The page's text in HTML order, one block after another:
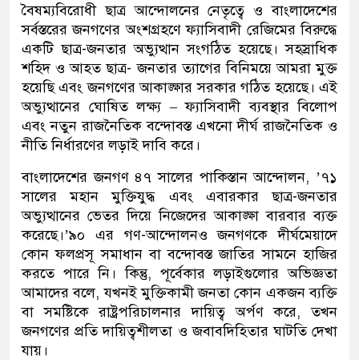
বৈষম্যবিরোধী ছাত্র আন্দোলনের নেতৃত্বে ও বাংলাদেশের
সর্বস্তরের জনগণের অংশগ্রহণে ফ্যাসিবাদী রেজিমের বিরুদ্ধে
একটি ছাত্র-জনতার অভ্যুত্থান সংগঠিত হয়েছে। সহস্রাধিক
শহিদ ও আহত ছাত্র- জনতার ত্যাগের বিনিময়ে আমরা মুক্ত
হয়েছি এবং জনগণের আকাঙ্ক্ষার সরকার গঠিত হয়েছে। এই
অভ্যুত্থানের ঘোষিত লক্ষ্য – ফ্যাসিবাদী ব্যবস্থার বিলোপ
এবং নতুন রাজনৈতিক বন্দোবস্ত এখনো দীর্ঘ রাজনৈতিক ও
নীতি নির্ধারণের লড়াই দাবি করে।
বাংলাদেশের জনগণ ৪৭ সালের পাকিস্তান আন্দোলন, ’৭১
সালের মহান মুক্তিযুদ্ধ এবং এবারকার ছাত্র-জনতার
অভ্যুত্থানের ভেতর দিয়ে নিজেদের আকাঙ্ক্ষা বারবার ব্যক্ত
করেছে।’৯০ এর গণ-আন্দোলনও জনগণকে দীর্ঘমেয়াদে
কোন ফলপ্রসূ সমাধান বা বন্দোবস্ত জাতির সামনে হাজির
করতে পারে নি। কিন্তু, পূর্বেকার লড়াইগুলোর অভিজ্ঞতা
আমাদের বলে, যখনই মুক্তিকামী জনতা কোন একজন ব্যক্তি
বা সমষ্টিকে রাষ্ট্রপরিচালনার দায়িত্ব অর্পণ করে, তখন
জনগণের প্রতি দায়িত্বশীলতা ও জবাবদিহিতার ঘাটতি দেখা
যায়।